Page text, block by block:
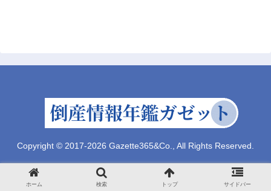
Copyright © 2017-2026 Gazette365&Co., All Rights Reserved.
ホーム 検索 トップ サイドバー